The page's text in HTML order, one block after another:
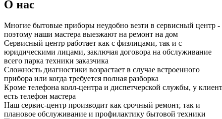
О нас
Многие бытовые приборы неудобно везти в сервисный центр -
поэтому наши мастера выезжают на ремонт на дом
Сервисный центр работает как с физлицами, так и с
юридическими лицами, заключая договора на обслуживание
всего парка техники заказчика
Сложность диагностики возрастает в случае встроенного
прибора или когда требуется полная разборка
Кроме телефона колл-центра и диспетчерской службы, у
есть телефон мастера
Наш сервис-центр производит как срочный ремонт, так и
плановое обслуживание и профилактику бытовой техники